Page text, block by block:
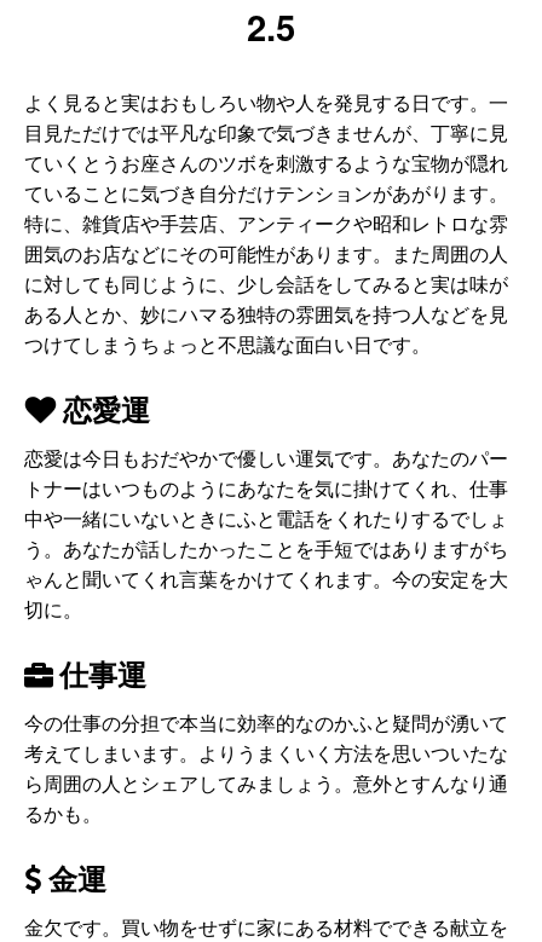
2.5
よく見ると実はおもしろい物や人を発見する日です。一
目見ただけでは平凡な印象で気づきませんが、丁寧に見
ていくとうお座さんのツボを刺激するような宝物が隠れ
ていることに気づき自分だけテンションがあがります。
特に、雑貨店や手芸店、アンティークや昭和レトロな雰
囲気のお店などにその可能性があります。また周囲の人
に対しても同じように、少し会話をしてみると実は味が
ある人とか、妙にハマる独特の雰囲気を持つ人などを見
つけてしまうちょっと不思議な面白い日です。
恋愛運
恋愛は今日もおだやかで優しい運気です。あなたのパー
トナーはいつものようにあなたを気に掛けてくれ、仕事
中や一緒にいないときにふと電話をくれたりするでしょ
う。あなたが話したかったことを手短ではありますがち
ゃんと聞いてくれ言葉をかけてくれます。今の安定を大
切に。
仕事運
今の仕事の分担で本当に効率的なのかふと疑問が湧いて
考えてしまいます。よりうまくいく方法を思いついたな
ら周囲の人とシェアしてみましょう。意外とすんなり通
るかも。
金運
金欠です。買い物をせずに家にある材料でできる献立を